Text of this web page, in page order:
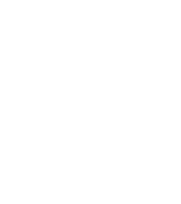
– Avocat – Audit